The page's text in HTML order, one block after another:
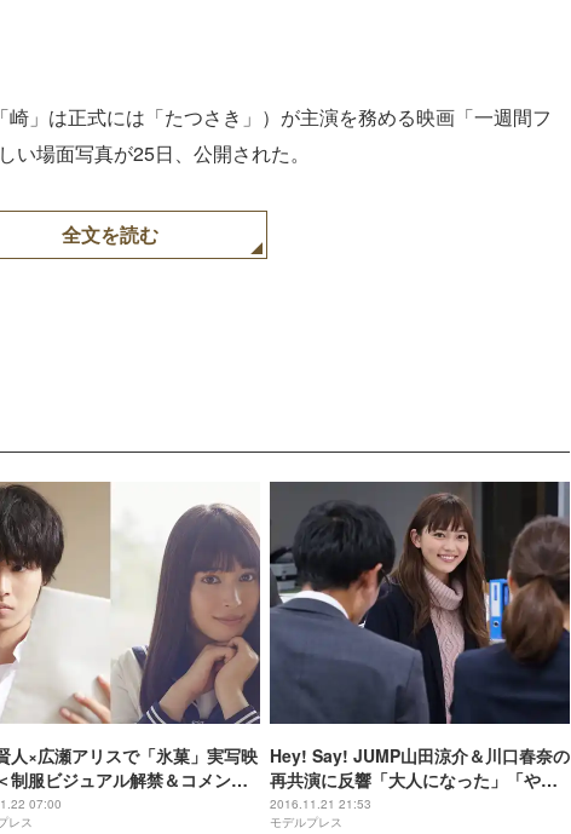
崎」は正式には「たつさき」）が主演を務める映画「一週間フ
場面写真が25日、公開された。
全文を読む
人×広瀬アリスで「氷菓」実写映
制服ビジュアル解禁＆コメント
07:00
レス
Hey! Say! JUMP山田涼介＆川口春奈の
再共演に反響「大人になった」「やま
はる最高」
2016.11.21 21:53
モデルプレス